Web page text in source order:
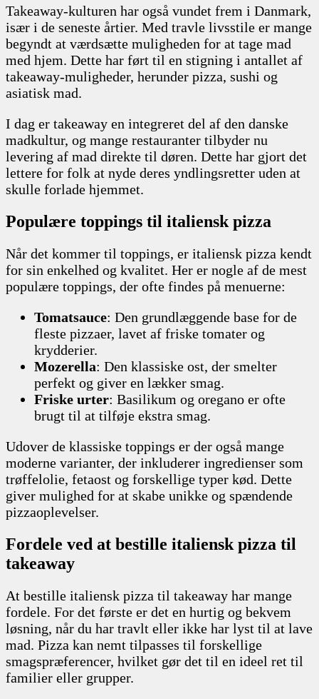
Takeaway-kulturen har også vundet frem i Danmark,
især i de seneste årtier. Med travle livsstile er mange
begyndt at værdsætte muligheden for at tage mad
med hjem. Dette har ført til en stigning i antallet af
takeaway-muligheder, herunder pizza, sushi og
asiatisk mad.
I dag er takeaway en integreret del af den danske
madkultur, og mange restauranter tilbyder nu
levering af mad direkte til døren. Dette har gjort det
lettere for folk at nyde deres yndlingsretter uden at
skulle forlade hjemmet.
Populære toppings til italiensk pizza
Når det kommer til toppings, er italiensk pizza kendt
for sin enkelhed og kvalitet. Her er nogle af de mest
populære toppings, der ofte findes på menuerne:
Tomatsauce: Den grundlæggende base for de
fleste pizzaer, lavet af friske tomater og
krydderier.
Mozerella: Den klassiske ost, der smelter
perfekt og giver en lækker smag.
Friske urter: Basilikum og oregano er ofte
brugt til at tilføje ekstra smag.
Udover de klassiske toppings er der også mange
moderne varianter, der inkluderer ingredienser som
trøffelolie, fetaost og forskellige typer kød. Dette
giver mulighed for at skabe unikke og spændende
pizzaoplevelser.
Fordele ved at bestille italiensk pizza til
takeaway
At bestille italiensk pizza til takeaway har mange
fordele. For det første er det en hurtig og bekvem
løsning, når du har travlt eller ikke har lyst til at lave
mad. Pizza kan nemt tilpasses til forskellige
smagspræferencer, hvilket gør det til en ideel ret til
familier eller grupper.